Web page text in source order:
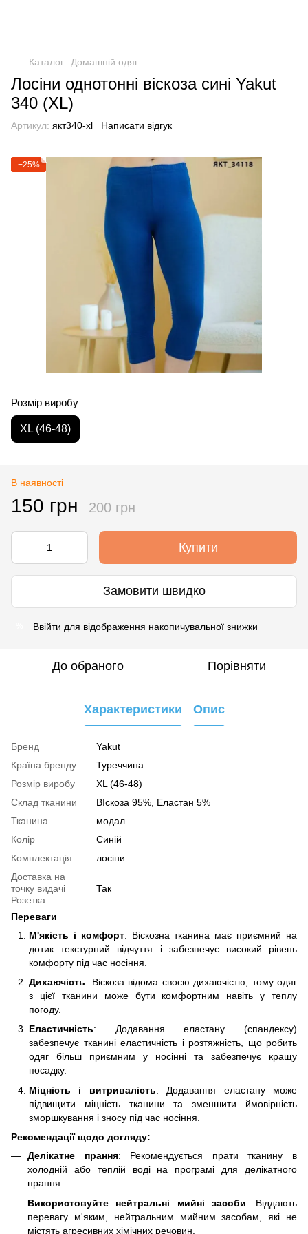
Каталог Домашній одяг
Лосіни однотонні віскоза сині Yakut
340 (XL)
Артикул: якт340-xl Написати відгук
−25%
Розмір виробу
XL (46-48)
В наявності
150 грн 200 грн
Купити
Замовити швидко
Ввійти для відображення накопичувальної знижки
До обраного Порівняти
Характеристики Опис
Бренд
Yakut
Країна бренду
Туреччина
Розмір виробу
XL (46-48)
Склад тканини
ВІскоза 95%, Еластан 5%
Тканина
модал
Колір
Синій
Комплектація
лосіни
Доставка на
точку видачі
Розетка
Так
Переваги
М'якість і комфорт: Віскозна тканина має приємний на
дотик текстурний відчуття і забезпечує високий рівень
комфорту під час носіння.
Дихаючість: Віскоза відома своєю дихаючістю, тому одяг
з цієї тканини може бути комфортним навіть у теплу
погоду.
Еластичність: Додавання еластану (спандексу)
забезпечує тканині еластичність і розтяжність, що робить
одяг більш приємним у носінні та забезпечує кращу
посадку.
Міцність і витривалість: Додавання еластану може
підвищити міцність тканини та зменшити ймовірність
зморшкування і зносу під час носіння.
Рекомендації щодо догляду:
Делікатне прання: Рекомендується прати тканину в
холодній або теплій воді на програмі для делікатного
прання.
Використовуйте нейтральні мийні засоби: Віддають
перевагу м'яким, нейтральним мийним засобам, які не
містять агресивних хімічних речовин.